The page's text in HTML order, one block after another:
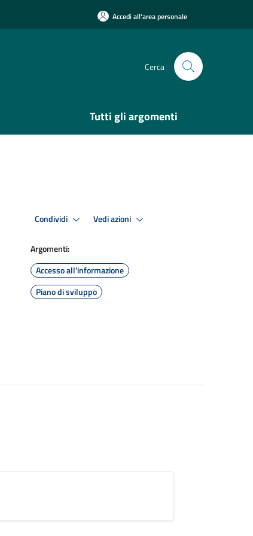
Accedi all'area personale
Cerca
Tutti gli argomenti
Condividi Vedi azioni
Argomenti:
Accesso all'informazione
Piano di sviluppo